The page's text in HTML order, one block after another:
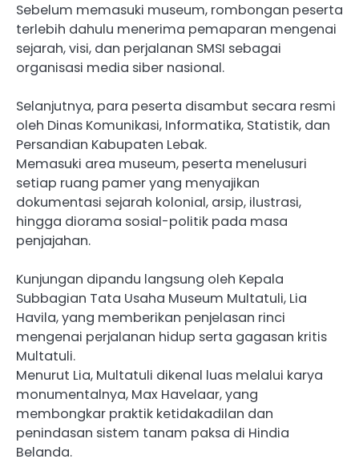
Sebelum memasuki museum, rombongan peserta
terlebih dahulu menerima pemaparan mengenai
sejarah, visi, dan perjalanan SMSI sebagai
organisasi media siber nasional.
Selanjutnya, para peserta disambut secara resmi
oleh Dinas Komunikasi, Informatika, Statistik, dan
Persandian Kabupaten Lebak.
Memasuki area museum, peserta menelusuri
setiap ruang pamer yang menyajikan
dokumentasi sejarah kolonial, arsip, ilustrasi,
hingga diorama sosial-politik pada masa
penjajahan.
Kunjungan dipandu langsung oleh Kepala
Subbagian Tata Usaha Museum Multatuli, Lia
Havila, yang memberikan penjelasan rinci
mengenai perjalanan hidup serta gagasan kritis
Multatuli.
Menurut Lia, Multatuli dikenal luas melalui karya
monumentalnya, Max Havelaar, yang
membongkar praktik ketidakadilan dan
penindasan sistem tanam paksa di Hindia
Belanda.